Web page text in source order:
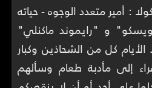
: أمير متعدد الوجوه - حياته
و "رايموند ماكنلي"
كل من الشحاذين وكبار
إلى مأدبة طعام وسألهم